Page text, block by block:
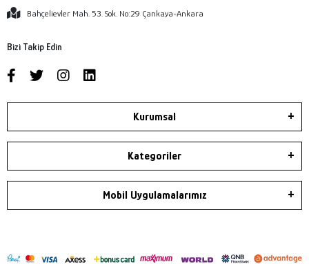
Bahçelievler Mah. 53. Sok. No:29 Çankaya-Ankara
Bizi Takip Edin
Kurumsal
Kategoriler
Mobil Uygulamalarımız